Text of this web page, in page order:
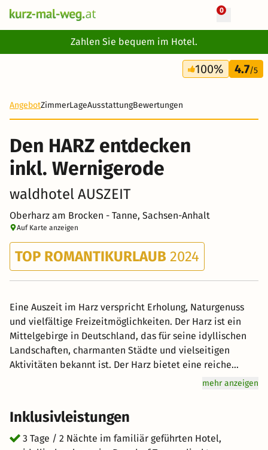
0
Zahlen Sie bequem im Hotel.
3 Tage
189 €
100% 4.7/5
AngebotZimmerLageAusstattungBewertungen
Den HARZ entdecken
inkl. Wernigerode
waldhotel AUSZEIT
Oberharz am Brocken - Tanne, Sachsen-Anhalt
Auf Karte anzeigen
TOP ROMANTIKURLAUB 2024
Eine Auszeit im Harz verspricht Erholung, Naturgenuss
und vielfältige Freizeitmöglichkeiten. Der Harz ist ein
Mittelgebirge in Deutschland, das für seine idyllischen
Landschaften, charmanten Städte und vielseitigen
Aktivitäten bekannt ist. Der Harz bietet eine reiche
Naturvielfalt mit dichten Wäldern, klaren Seen und
Wanderungen durch den Nationalpark Harz ermöglichen
eine direkte Verbindung zur Natur. Besonders der
Brocken, der höchste Berg im Harz, bietet
mehr anzeigen
Inklusivleistungen
3 Tage / 2 Nächte im familiär geführten Hotel,